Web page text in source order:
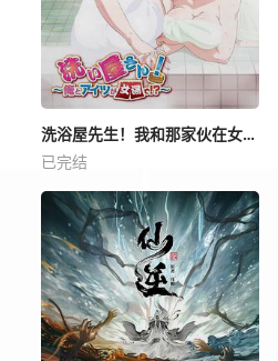
洗浴屋先生！我和那家伙在女浴池！？
已完结